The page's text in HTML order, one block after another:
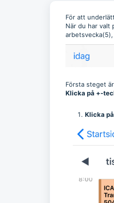
För att
När du har valt
Första steget
Klicka på +-
Klicka